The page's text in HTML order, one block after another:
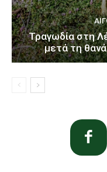
Τραγωδία στη
μετά τη